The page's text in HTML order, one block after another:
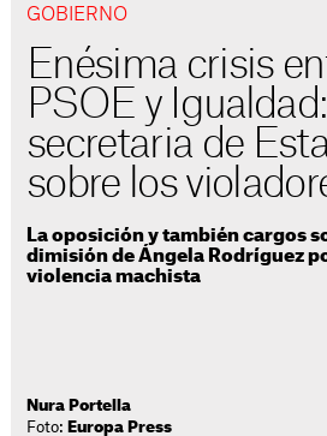
GOBIERNO
Enésima crisis
PSOE y
secretaria de
sobre los
La oposición y también cargos
dimisión de Ángela Rodríguez
violencia machista
Nura Portella
Foto: Europa Press